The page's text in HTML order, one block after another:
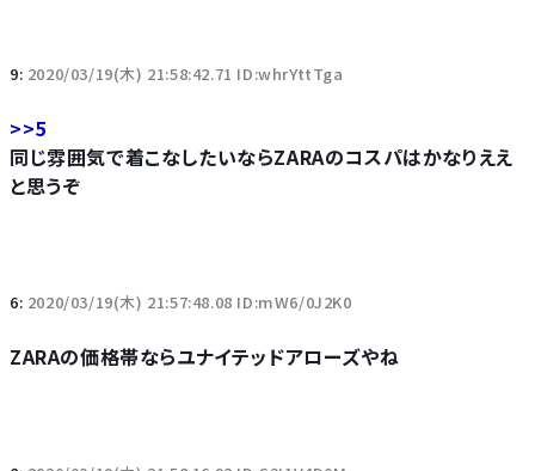
9: 2020/03/19(木) 21:58:42.71 ID:whrYttTga
>>5
同じ雰囲気で着こなしたいならZARAのコスパはかなりええ
と思うぞ
6: 2020/03/19(木) 21:57:48.08 ID:mW6/0J2K0
ZARAの価格帯ならユナイテッドアローズやね